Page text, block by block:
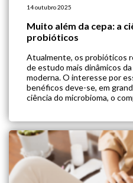
14 outubro 2025
Muito além da cepa: a
probióticos
Atualmente, os probióticos
de estudo mais dinâmicos
moderna. O interesse por
benéficos deve-se, em
ciência do microbioma, o
de pesquisas neste campo